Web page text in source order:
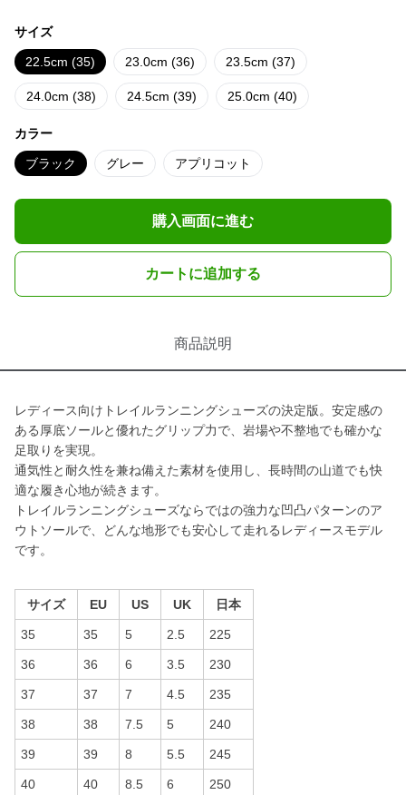
サイズ
22.5cm (35) 23.0cm (36) 23.5cm (37)
24.0cm (38) 24.5cm (39) 25.0cm (40)
カラー
ブラック グレー アプリコット
購入画面に進む
カートに追加する
商品説明
レディース向けトレイルランニングシューズの決定版。安定感の
ある厚底ソールと優れたグリップ力で、岩場や不整地でも確かな
足取りを実現。
通気性と耐久性を兼ね備えた素材を使用し、長時間の山道でも快
適な履き心地が続きます。
トレイルランニングシューズならではの強力な凹凸パターンのア
ウトソールで、どんな地形でも安心して走れるレディースモデル
です。
サイズ EU US UK 日本
35 35 5 2.5 225
36 36 6 3.5 230
37 37 7 4.5 235
38 38 7.5 5 240
39 39 8 5.5 245
40 40 8.5 6 250